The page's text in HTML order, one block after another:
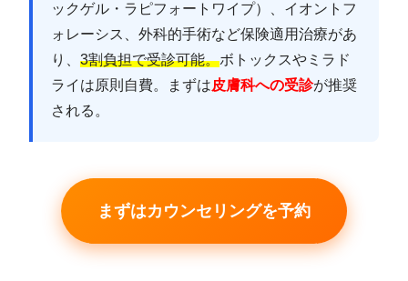
ックゲル・ラピフォートワイプ）、イオントフ
ォレーシス、外科的手術など保険適用治療があ
り、 3割負担で受診可能。ボトックスやミラド
ライは原則自費。まずは皮膚科への受診が推奨
される。
まずはカウンセリングを予約